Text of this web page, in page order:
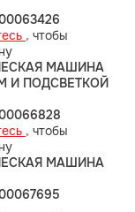
, чтобы
МАШИНА
И ПОДСВЕТКОЙ
, чтобы
МАШИНА